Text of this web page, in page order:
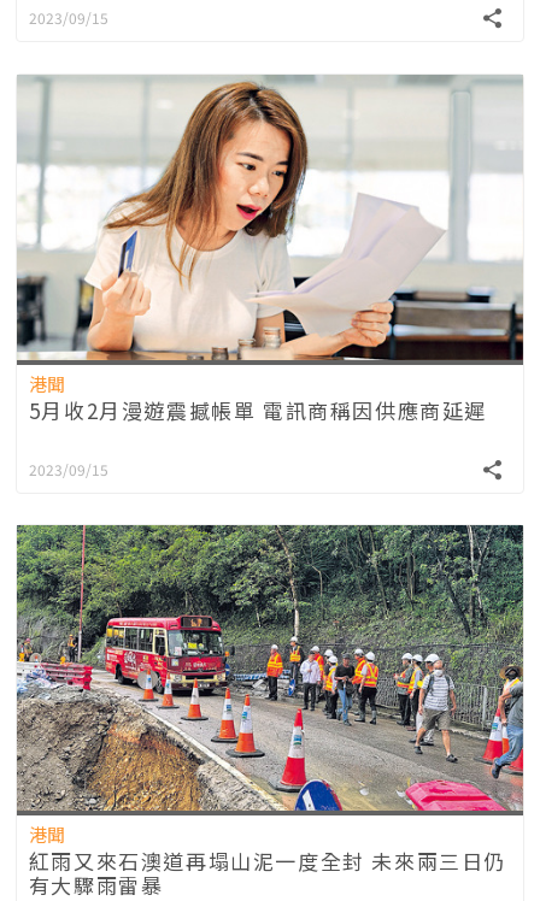
2023/09/15
港聞
5月收2月漫遊震撼帳單 電訊商稱因供應商延遲
2023/09/15
港聞
紅雨又來石澳道再塌山泥一度全封 未來兩三日仍
有大驟雨雷暴